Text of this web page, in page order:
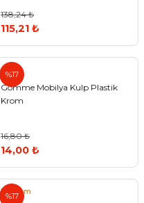
138,24 ₺
115,21 ₺
%17
Gömme Mobilya Kulp Plastik
Krom
16,80 ₺
14,00 ₺
%17
Reform